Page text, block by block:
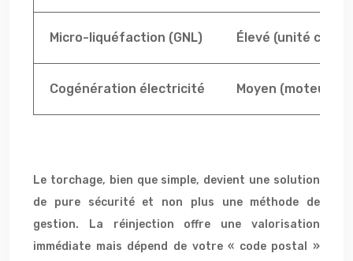
Micro-liquéfaction (GNL) Élevé (unité
Cogénération électricité Moyen (moteur
Le torchage, bien que simple, devient une solution
de pure sécurité et non plus une méthode de
gestion. La réinjection offre une valorisation
immédiate mais dépend de votre « code postal »